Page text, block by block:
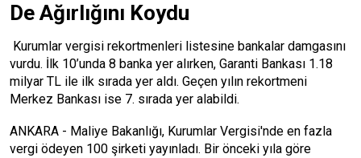
De Ağırlığını Koydu
Kurumlar vergisi rekortmenleri listesine bankalar damgasını
vurdu. İlk 10’unda 8 banka yer alırken, Garanti Bankası 1.18
milyar TL ile ilk sırada yer aldı. Geçen yılın rekortmeni
Merkez Bankası ise 7. sırada yer alabildi.
ANKARA - Maliye Bakanlığı, Kurumlar Vergisi'nde en fazla
vergi ödeyen 100 şirketi yayınladı. Bir önceki yıla göre